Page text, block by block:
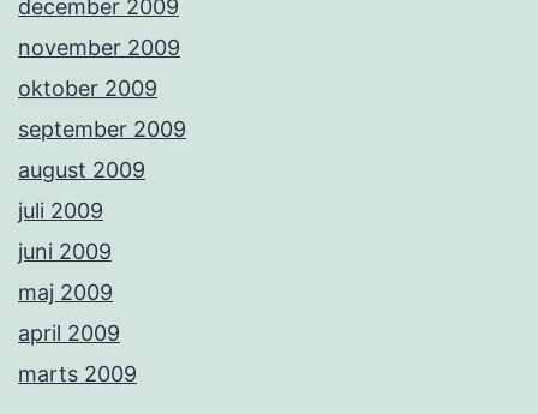
december 2009
november 2009
oktober 2009
september 2009
august 2009
juli 2009
juni 2009
maj 2009
april 2009
marts 2009